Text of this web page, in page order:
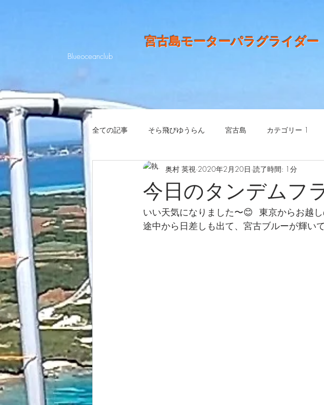
Blueoceanclub
宮古島モーターパラグライダ
全ての記事 そら飛びゆうらん 宮古島 カテゴリー 1
今日のタンデムフ
奥村 英視 2020年2月20日 読了時間: 1分
いい天気になりました〜😊  東京からお越
途中から日差しも出て、宮古ブルーが輝い